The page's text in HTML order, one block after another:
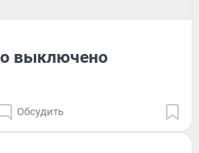
выключено
Обсудить